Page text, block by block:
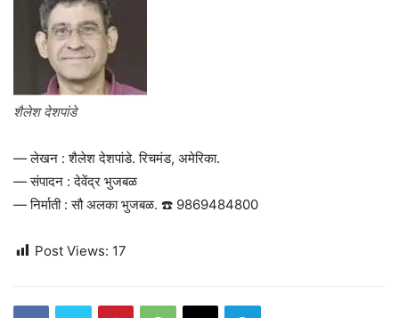
शैलेश देशपांडे
— लेखन : शैलेश देशपांडे. रिचमंड, अमेरिका.
— संपादन : देवेंद्र भुजबळ
— निर्माती : सौ अलका भुजबळ. ☎️ 9869484800
Post Views: 17